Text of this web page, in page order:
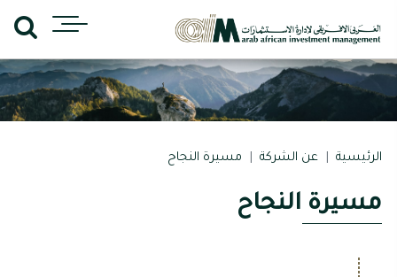
الرئيسية عن الشركة مسيرة النجاح
مسيرة النجاح